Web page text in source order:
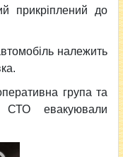
прикріплений до
належить
група та
СТО евакуювали